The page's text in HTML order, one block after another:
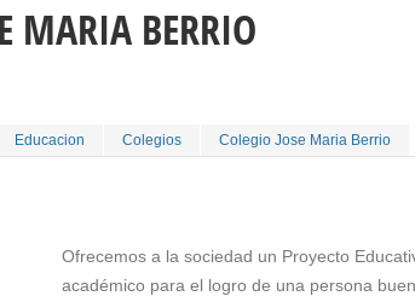
MARIA BERRIO
Educacion Colegios Colegio Jose Maria Berrio
Ofrecemos a la sociedad un Proyecto
académico para el logro de una persona